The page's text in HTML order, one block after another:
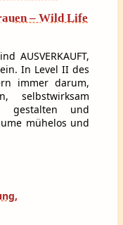
– Wild Life
AUSVERKAUFT,
In Level II des
immer darum,
gestalten und
mühelos und